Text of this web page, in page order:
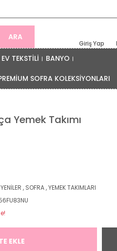
ARA
Giriş Yap
EV TEKSTİLİ BANYO
SOFRA KOLEKSİYONLARI
Yemek Takımı
, SOFRA,YEMEK TAKIMLARI
EKLE